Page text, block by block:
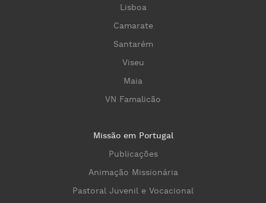
Lisboa
Camarate
Santarém
Viseu
Maia
VN Famalicão
Missão em Portugal
Publicações
Animação Missionária
Pastoral Juvenil e Vocacional